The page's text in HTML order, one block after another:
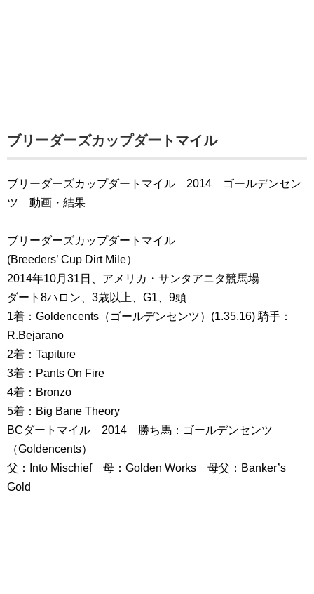
ブリーダーズカップダートマイル
ブリーダーズカップダートマイル 2014 ゴールデンセン
ツ 動画・結果
ブリーダーズカップダートマイル
(Breeders’ Cup Dirt Mile）
2014年10月31日、アメリカ・サンタアニタ競馬場
ダート8ハロン、3歳以上、G1、9頭
1着：Goldencents（ゴールデンセンツ）(1.35.16) 騎手：
R.Bejarano
2着：Tapiture
3着：Pants On Fire
4着：Bronzo
5着：Big Bane Theory
BCダートマイル 2014 勝ち馬：ゴールデンセンツ
（Goldencents）
父：Into Mischief 母：Golden Works 母父：Banker’s
Gold